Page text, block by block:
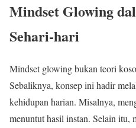
Mindset Glowing
Sehari-hari
Mindset glowing bukan teori
Sebaliknya, konsep ini hadir
kehidupan harian. Misalnya,
menuntut hasil instan. Selain itu,